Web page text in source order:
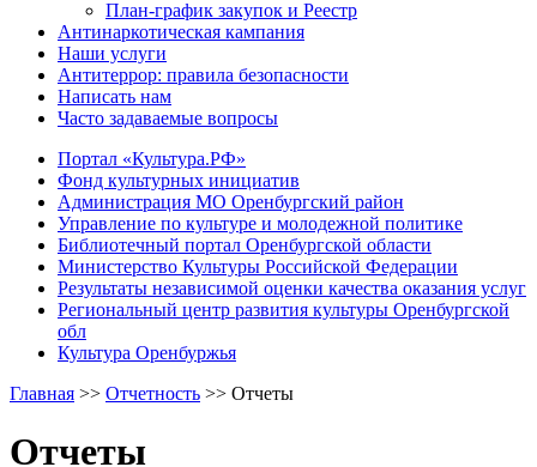
План-график закупок и Реестр
Антинаркотическая кампания
Наши услуги
Антитеррор: правила безопасности
Написать нам
Часто задаваемые вопросы
Портал «Культура.РФ»
Фонд культурных инициатив
Администрация МО Оренбургский район
Управление по культуре и молодежной политике
Библиотечный портал Оренбургской области
Министерство Культуры Российской Федерации
Результаты независимой оценки качества оказания услуг
Региональный центр развития культуры Оренбургской
обл
Культура Оренбуржья
Главная >> Отчетность >> Отчеты
Отчеты